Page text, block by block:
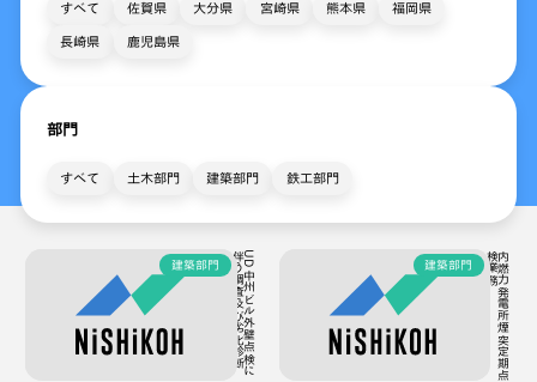
すべて 佐賀県 大分県 宮崎県 熊本県 福岡県
長崎県 鹿児島県
部門
すべて 土木部門 建築部門 鉄工部門
U
D
中
州
ビ
ル
外
壁
点
検
に
伴
う
調
査
及
び
劣
化
診
断
建築部門 内
燃
力
発
電
所
煙
突
定
期
点
検
業
務
建築部門